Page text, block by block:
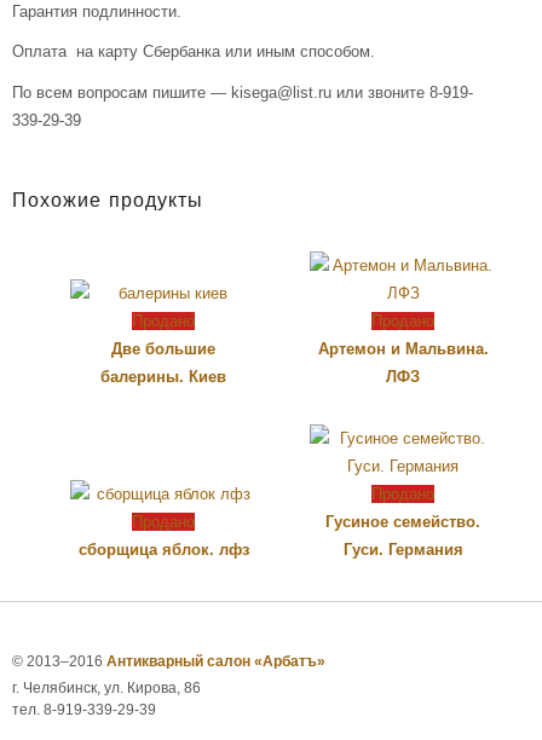
Гарантия подлинности.
Оплата на карту Сбербанка или иным способом.
По всем вопросам пишите — kisega@list.ru или звоните 8-919-
339-29-39
Похожие продукты
Продано
Две большие
балерины. Киев
Продано
Артемон и Мальвина.
ЛФЗ
Продано
сборщица яблок. лфз
Продано
Гусиное семейство.
Гуси. Германия
© 2013–2016 Антикварный салон «Арбатъ»
г. Челябинск, ул. Кирова, 86
тел. 8-919-339-29-39